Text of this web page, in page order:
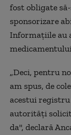
fost obligate
sponsorizare
Informaţiile au
„Deci, pentru
am spus, de
acestui
autorități
da", declară